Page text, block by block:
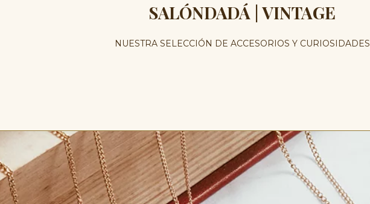
SALÓNDADÁ | VINTAGE
NUESTRA SELECCIÓN DE ACCESORIOS Y CURIOSIDADES